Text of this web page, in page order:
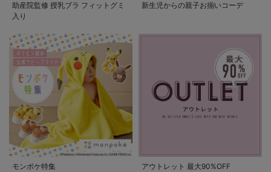
助産院監修 授乳ブラ フィットグミ
入り
新生児からの親子お揃いコーデ
モンポケ特集 アウトレット 最大90%OFF